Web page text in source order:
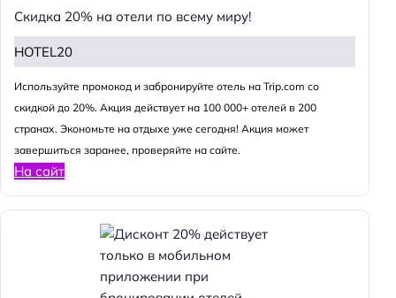
Скидка 20% на отели по всему миру!
HOTEL20
Используйте промокод и забронируйте отель на Trip.com со
скидкой до 20%. Акция действует на 100 000+ отелей в 200
странах. Экономьте на отдыхе уже сегодня! Акция может
завершиться заранее, проверяйте на сайте.
На сайт